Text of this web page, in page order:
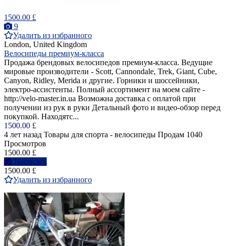
1500.00 £
9
Удалить из избранного
London, United Kingdom
Велосипеды премиум-класса
Продажа брендовых велосипедов премиум-класса. Ведущие
мировые производители - Scott, Cannondale, Trek, Giant, Cube,
Canyon, Ridley, Merida и другие. Горники и шоссейники,
электро-ассистенты. Полный ассортимент на моем сайте -
http://velo-master.in.ua Возможна доставка с оплатой при
получении из рук в руки Детальный фото и видео-обзор перед
покупкой. Находятс...
1500.00 £
4 лет назад Товары для спорта - велосипеды Продам 1040
Просмотров
1500.00 £
Написать
1500.00 £
Удалить из избранного